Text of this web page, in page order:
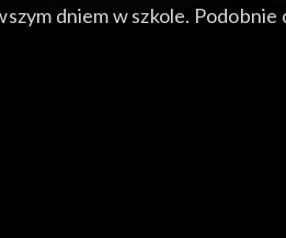
dniem w szkole.
przez całą rodzinę. Z kolei